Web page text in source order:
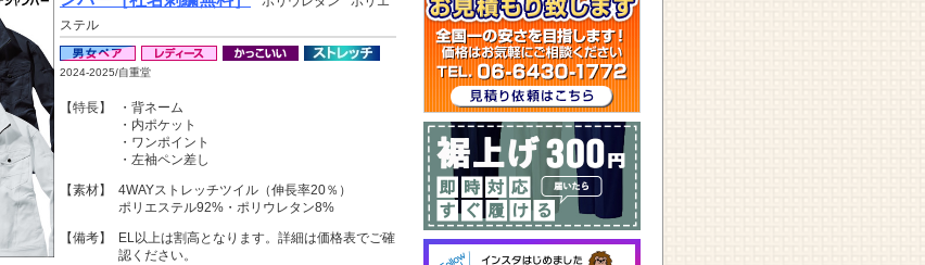
ステル
2024-2025/自重堂
【特長】
・背ネーム
・内ポケット
・ワンポイント
・左袖ペン差し
【素材】
4WAYストレッチツイル（伸長率20％）
ポリエステル92%・ポリウレタン8%
【備考】
EL以上は割高となります。詳細は価格表でご確
認ください。